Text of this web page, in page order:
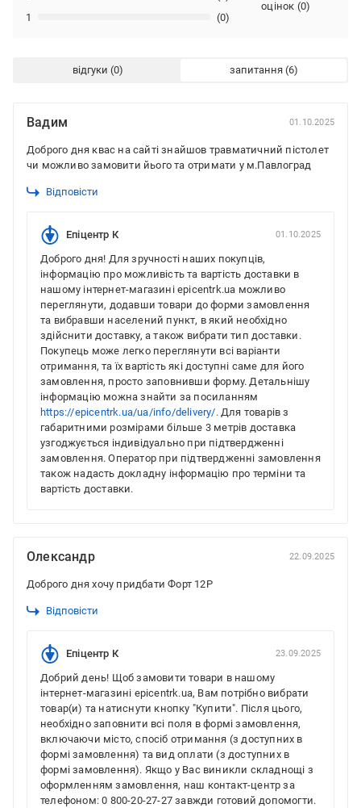
1 (0)
оцінок (0)
відгуки запитання
Вадим 01.10.2025
Доброго дня квас на сайті знайшов травматичний пістолет
чи можливо замовити йього та отримати у м.Павлоград
Відповісти
Епіцентр К 01.10.2025
Доброго дня! Для зручності наших покупців,
інформацію про можливість та вартість доставки в
нашому інтернет-магазині epicentrk.ua можливо
переглянути, додавши товари до форми замовлення
та вибравши населений пункт, в який необхідно
здійснити доставку, а також вибрати тип доставки.
Покупець може легко переглянути всі варіанти
отримання, та їх вартість які доступні саме для його
замовлення, просто заповнивши форму. Детальнішу
інформацію можна знайти за посиланням
https://epicentrk.ua/ua/info/delivery/. Для товарів з
габаритними розмірами більше 3 метрів доставка
узгоджується індивідуально при підтвердженні
замовлення. Оператор при підтвердженні замовлення
також надасть докладну інформацію про терміни та
вартість доставки.
Олександр 22.09.2025
Доброго дня хочу придбати Форт 12Р
Відповісти
Епіцентр К 23.09.2025
Добрий день! Щоб замовити товари в нашому
інтернет-магазині epicentrk.ua, Вам потрібно вибрати
товар(и) та натиснути кнопку "Купити". Після цього,
необхідно заповнити всі поля в формі замовлення,
включаючи місто, спосіб отримання (з доступних в
формі замовлення) та вид оплати (з доступних в
формі замовлення). Якщо у Вас виникли складнощі з
оформленням замовлення, наш контакт-центр за
телефоном: 0 800-20-27-27 завжди готовий допомогти.